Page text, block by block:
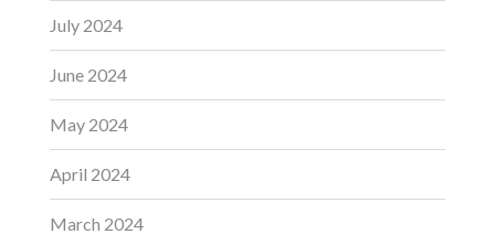
July 2024
June 2024
May 2024
April 2024
March 2024